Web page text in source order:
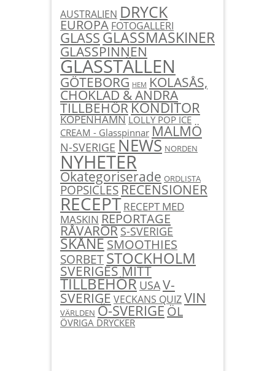
AUSTRALIEN DRYCK
EUROPA FOTOGALLERI
GLASSGLASSMASKINER
GLASSPINNEN
GLASSTÄLLEN
GÖTEBORG HEM KOLASÅS,
CHOKLAD & ANDRA
TILLBEHÖRKONDITOR
KÖPENHAMN LOLLY POP ICE
CREAM - Glasspinnar MALMÖ
N-SVERIGE NEWS NORDEN
NYHETER
Okategoriserade ORDLISTA
POPSICLESRECENSIONER
RECEPT RECEPT MED
MASKIN REPORTAGE
RÅVARORS-SVERIGE
SKÅNESMOOTHIES
SORBETSTOCKHOLM
SVERIGES MITT
TILLBEHÖR USAV-
SVERIGEVECKANS QUIZVIN
VÄRLDEN Ö-SVERIGEÖL
ÖVRIGA DRYCKER